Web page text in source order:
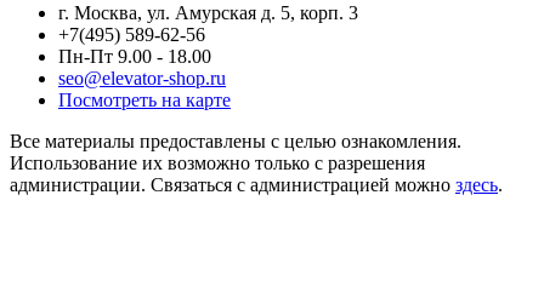
г. Москва, ул. Амурская д. 5, корп. 3
+7(495) 589-62-56
Пн-Пт 9.00 - 18.00
seo@elevator-shop.ru
Посмотреть на карте
Все материалы предоставлены с целью ознакомления.
Использование их возможно только с разрешения
администрации. Связаться с администрацией можно здесь.